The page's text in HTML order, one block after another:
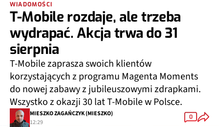
WIADOMOŚCI
T-Mobile rozdaje, ale trzeba
wydrapać. Akcja trwa do 31
sierpnia
T-Mobile zaprasza swoich klientów
korzystających z programu Magenta Moments
do nowej zabawy z jubileuszowymi zdrapkami.
Wszystko z okazji 30 lat T-Mobile w Polsce.
MIESZKO ZAGAŃCZYK (MIESZKO)
12:29
0